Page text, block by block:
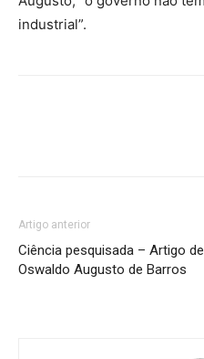
industrial”.
Artigo anterior
Ciência pesquisada – Artigo de
Oswaldo Augusto de Barros